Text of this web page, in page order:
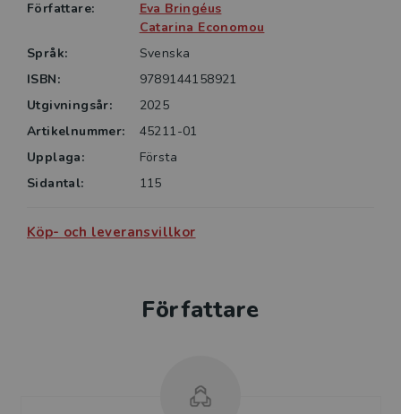
även intressant för den som söker fördjupade
kunskaper i litteraturdidaktik.
Författare:
Eva Bringéus
Catarina Economou
Språk:
Svenska
ISBN:
9789144158921
Utgivningsår:
2025
Artikelnummer:
45211-01
Upplaga:
Första
Sidantal:
115
Köp- och leveransvillkor
Författare